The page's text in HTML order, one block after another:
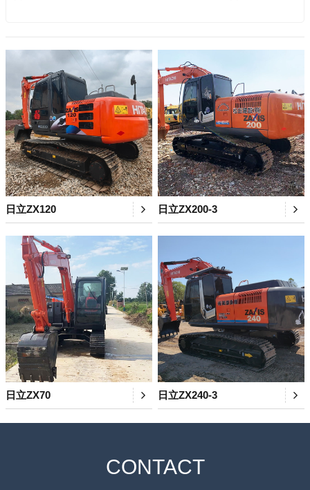
日立ZX120 日立ZX200-3
日立ZX70 日立ZX240-3
CONTACT